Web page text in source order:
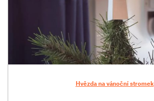
Hvězda na vánoční stromek